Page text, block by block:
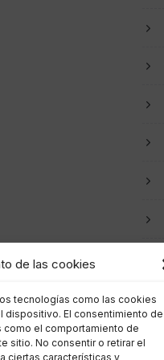
de las cookies
tecnologías como las cookies
dispositivo. El consentimiento de
el comportamiento de
sitio. No consentir o retirar el
ciertas características y